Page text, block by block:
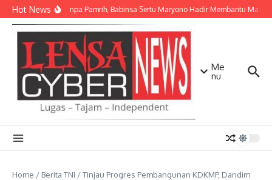
Lewati ke konten
Hot NewsIkhlas Tanpa Pamrih, Babinsa Sertu Maryono Hadir Membantu
Me
nu
Home / Berita TNI /Tinjau Progres Pembangunan KDKMP, Dandim